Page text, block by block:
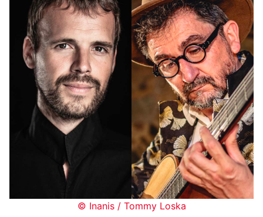
© Inanis / Tommy Loska